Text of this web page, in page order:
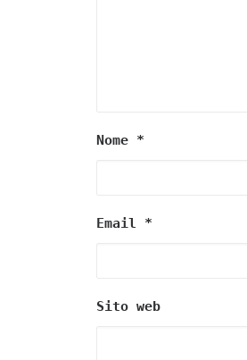
Nome *
Email *
Sito web